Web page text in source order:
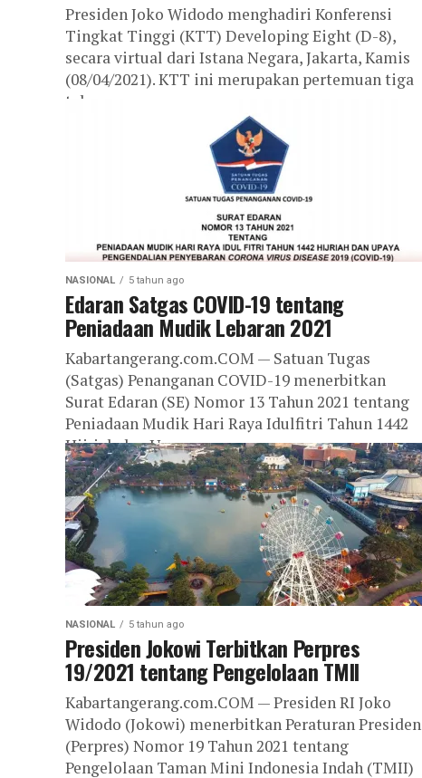
Presiden Joko Widodo menghadiri Konferensi
Tingkat Tinggi (KTT) Developing Eight (D-8),
secara virtual dari Istana Negara, Jakarta, Kamis
(08/04/2021). KTT ini merupakan pertemuan tiga
tahunan para...
NASIONAL 5 tahun ago
Edaran Satgas COVID-19 tentang
Peniadaan Mudik Lebaran 2021
Kabartangerang.com.COM — Satuan Tugas
(Satgas) Penanganan COVID-19 menerbitkan
Surat Edaran (SE) Nomor 13 Tahun 2021 tentang
Peniadaan Mudik Hari Raya Idulfitri Tahun 1442
Hijriah dan Upaya...
NASIONAL 5 tahun ago
Presiden Jokowi Terbitkan Perpres
19/2021 tentang Pengelolaan TMII
Kabartangerang.com.COM — Presiden RI Joko
Widodo (Jokowi) menerbitkan Peraturan Presiden
(Perpres) Nomor 19 Tahun 2021 tentang
Pengelolaan Taman Mini Indonesia Indah (TMII)